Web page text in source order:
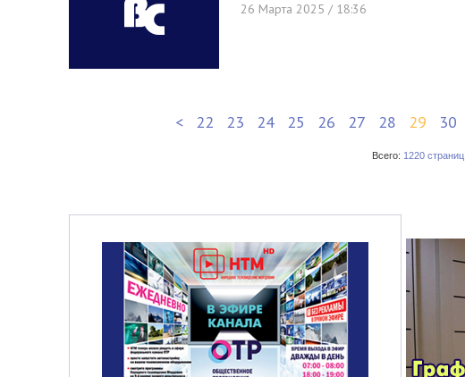
26 Марта 2025 / 18:36
< 22 23 24 25 26 27 28 29 30
Всего: 1220 страниц